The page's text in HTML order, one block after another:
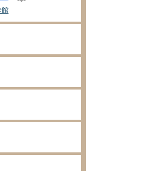
館